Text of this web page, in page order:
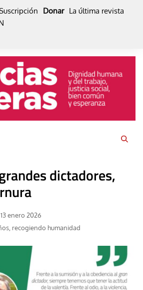
Donar La última revista
dictadores,
13 enero 2026
recogiendo humanidad